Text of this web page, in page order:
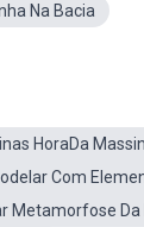
Na Bacia
HoraDa
Com
Metamorfose